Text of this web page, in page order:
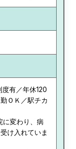
有／年休120
ＯＫ／駅チカ
に変わり、病
け入れていま